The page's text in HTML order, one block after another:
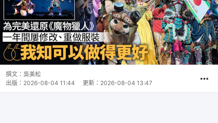
撰文： 吳美松
出版： 2026-08-04 11:44 更新： 2026-08-04 13:47